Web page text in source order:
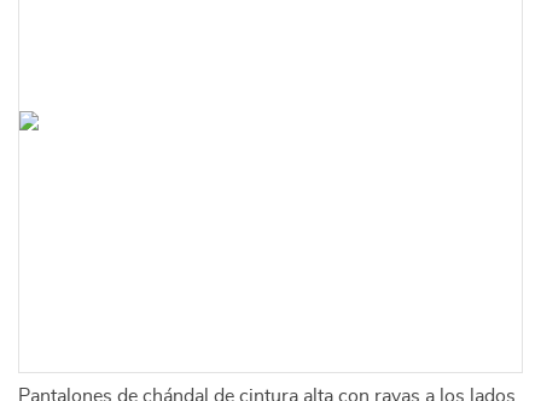
Pantalones de chándal de cintura alta con rayas a los lados